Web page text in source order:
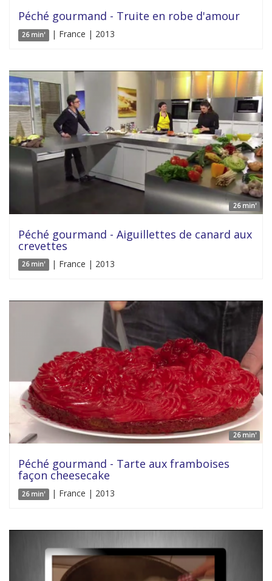
Péché gourmand - Truite en robe d'amour
26 min' | France | 2013
26 min'
Péché gourmand - Aiguillettes de canard aux
crevettes
26 min' | France | 2013
26 min'
Péché gourmand - Tarte aux framboises
façon cheesecake
26 min' | France | 2013